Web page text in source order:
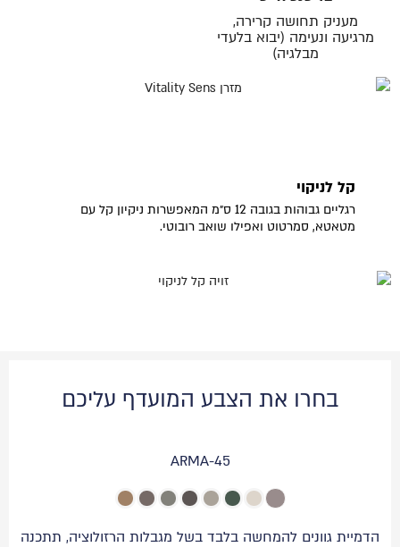
מעניק תחושה קרירה,
מרגיעה ונעימה (יבוא בלעדי
מבלגיה)
קל לניקוי
רגליים גבוהות בגובה 12 ס״מ המאפשרות ניקיון קל עם
מטאטא, סמרטוט ואפילו שואב רובוטי.
בחרו את הצבע המועדף עליכם
ARMA-45
הדמיית גוונים להמחשה בלבד בשל מגבלות הרזולוציה, תתכנה